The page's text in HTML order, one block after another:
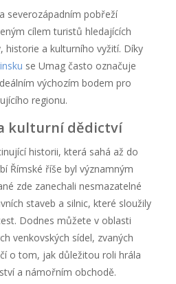
severozápadním pobřeží
cílem turistů hledajících
historie a kulturního vyžití. Díky
se Umag často označuje
výchozím bodem pro
regionu.
kulturní dědictví
historii, která sahá až do
Římské říše byl významným
zde zanechali nesmazatelné
staveb a silnic, které sloužily
Dodnes můžete v oblasti
venkovských sídel, zvaných
o tom, jak důležitou roli hrála
a námořním obchodě.